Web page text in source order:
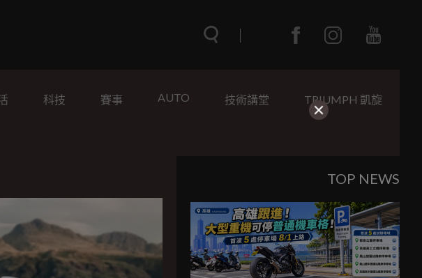
科技 賽事 AUTO 技術講堂 TRIUMPH 凱旋
TOP NEWS